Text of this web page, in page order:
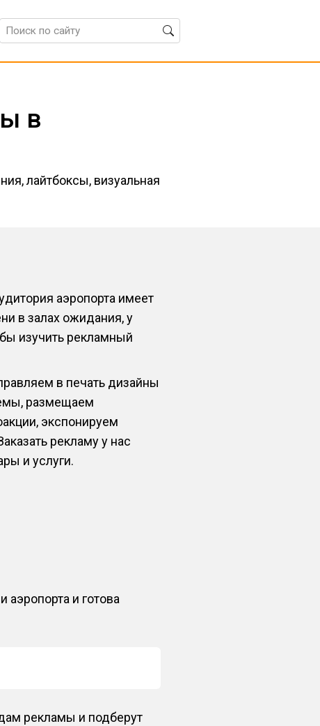
в
лайтбоксы, визуальная
аэропорта имеет
в залах ожидания, у
изучить рекламный
в печать дизайны
размещаем
экспонируем
рекламу у нас
и услуги.
и готова
рекламы и подберут